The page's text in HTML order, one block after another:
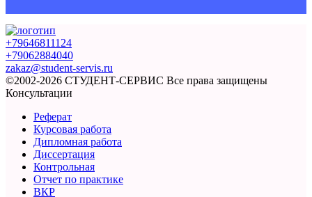
+79646811124
+79062884040
zakaz@student-servis.ru
©2002-2026 СТУДЕНТ-СЕРВИС Все права защищены
Консультации
Реферат
Курсовая работа
Дипломная работа
Диссертация
Контрольная
Отчет по практике
ВКР